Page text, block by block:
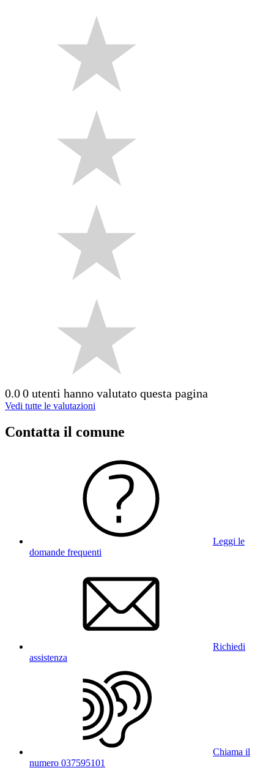
0.00 utenti hanno valutato questa pagina
Vedi tutte le valutazioni
Contatta il comune
Leggi le
domande frequenti
Richiedi
assistenza
Chiama il
numero 037595101